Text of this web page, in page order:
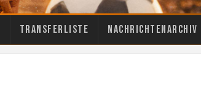
Transferliste Nachrichtenarchiv